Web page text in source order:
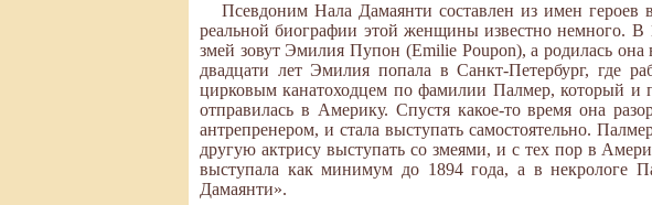
Псевдоним Нала Дамаянти составлен из имен героев
реальной биографии этой женщины известно немного. В
змей зовут Эмилия Пупон (Emilie Poupon), а родилась
двадцати лет Эмилия попала в Санкт-Петербург, где
цирковым канатоходцем по фамилии Палмер, который и
отправилась в Америку. Спустя какое-то время она
антрепренером, и стала выступать самостоятельно.
другую актрису выступать со змеями, и с тех пор в
выступала как минимум до 1894 года, а в некрологе
Дамаянти».